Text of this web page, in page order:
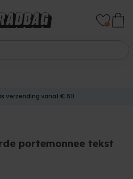
0
verzending vanaf € 60
portemonnee tekst